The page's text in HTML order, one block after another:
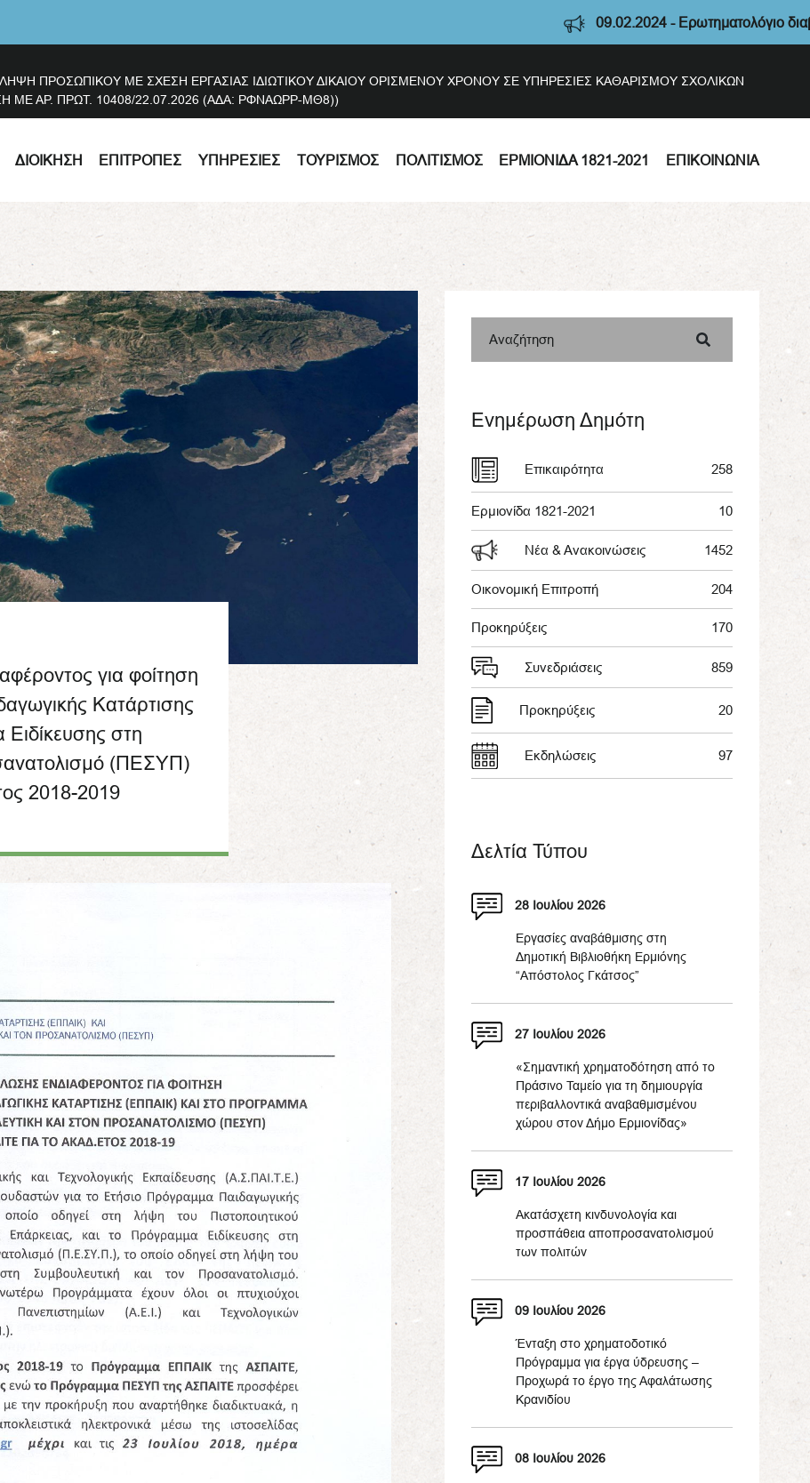
09.02.2024 - Ερωτηματολόγιο διαβούλευσης
ΠΡΟΣΩΠΙΚΟΥ ΜΕ ΣΧΕΣΗ ΕΡΓΑΣΙΑΣ ΙΔΙΩΤΙΚΟΥ ΔΙΚΑΙΟΥ ΟΡΙΣΜΕΝΟΥ ΧΡΟΝΟΥ ΣΕ ΥΠΗΡΕΣΙΕΣ ΚΑΘΑΡΙΣΜΟΥ ΣΧΟΛΙΚΩΝ
ΑΡ. ΠΡΩΤ. 10408/22.07.2026 (ΑΔΑ: ΡΦΝΑΩΡΡ-ΜΘ8))
ΔΙΟΊΚΗΣΗ ΕΠΙΤΡΟΠΈΣ ΥΠΗΡΕΣΊΕΣ ΤΟΥΡΙΣΜΌΣ ΠΟΛΙΤΙΣΜΌΣ ΕΡΜΙΟΝΊΔΑ 1821-2021 ΕΠΙΚΟΙΝΩΝΊΑ
για φοίτηση
Κατάρτισης
στη
(ΠΕΣΥΠ)
2018-2019
Αναζήτηση
Ενημέρωση Δημότη
Επικαιρότητα 258
Ερμιονίδα 1821-2021 10
Νέα & Ανακοινώσεις 1452
Οικονομική Επιτροπή 204
Προκηρύξεις 170
Συνεδριάσεις 859
Προκηρύξεις 20
Εκδηλώσεις 97
Δελτία Τύπου
28 Ιουλίου 2026
Εργασίες αναβάθμισης στη
Δημοτική Βιβλιοθήκη Ερμιόνης
“Απόστολος Γκάτσος”
27 Ιουλίου 2026
«Σημαντική χρηματοδότηση από το
Πράσινο Ταμείο για τη δημιουργία
περιβαλλοντικά αναβαθμισμένου
χώρου στον Δήμο Ερμιονίδας»
17 Ιουλίου 2026
Ακατάσχετη κινδυνολογία και
προσπάθεια αποπροσανατολισμού
των πολιτών
09 Ιουλίου 2026
Ένταξη στο χρηματοδοτικό
Πρόγραμμα για έργα ύδρευσης –
Προχωρά το έργο της Αφαλάτωσης
Κρανιδίου
08 Ιουλίου 2026